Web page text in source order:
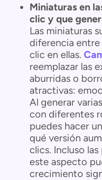
Miniaturas en
clic y que
Las miniaturas
diferencia entre
clic en ellas.
reemplazar las
aburridas o
atractivas:
Al generar
con diferentes
puedes hacer
qué versión
clics. Incluso
este aspecto
crecimiento